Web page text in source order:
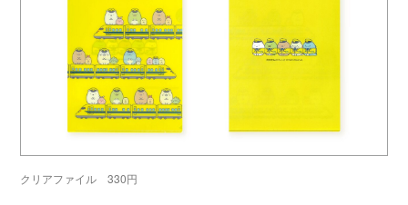
クリアファイル 330円